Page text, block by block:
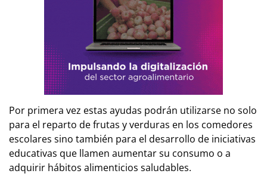
Por primera vez estas ayudas podrán utilizarse no solo
para el reparto de frutas y verduras en los comedores
escolares sino también para el desarrollo de iniciativas
educativas que llamen aumentar su consumo o a
adquirir hábitos alimenticios saludables.